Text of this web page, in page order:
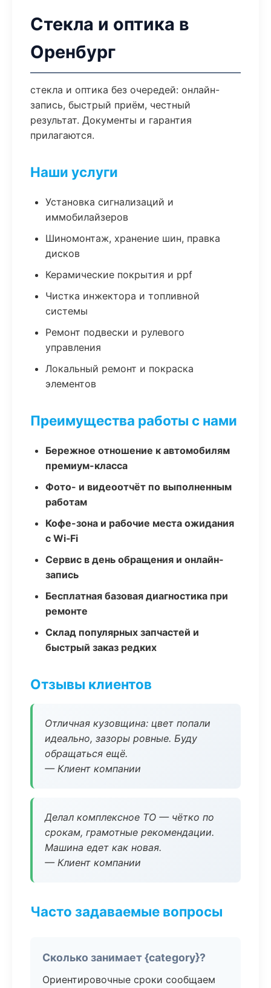
Стекла и оптика в
Оренбург
стекла и оптика без очередей: онлайн-
запись, быстрый приём, честный
результат. Документы и гарантия
прилагаются.
Наши услуги
Установка сигнализаций и
иммобилайзеров
Шиномонтаж, хранение шин, правка
дисков
Керамические покрытия и ppf
Чистка инжектора и топливной
системы
Ремонт подвески и рулевого
управления
Локальный ремонт и покраска
элементов
Преимущества работы с нами
Бережное отношение к автомобилям
премиум-класса
Фото- и видеоотчёт по выполненным
работам
Кофе-зона и рабочие места ожидания
с Wi‑Fi
Сервис в день обращения и онлайн-
запись
Бесплатная базовая диагностика при
ремонте
Склад популярных запчастей и
быстрый заказ редких
Отзывы клиентов
Отличная кузовщина: цвет попали
идеально, зазоры ровные. Буду
обращаться ещё.
— Клиент компании
Делал комплексное ТО — чётко по
срокам, грамотные рекомендации.
Машина едет как новая.
— Клиент компании
Часто задаваемые вопросы
Сколько занимает {category}?
Ориентировочные сроки сообщаем